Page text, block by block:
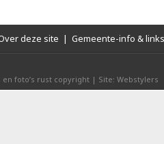
deze site | Gemeente-info & links
en foto’s rust copyright | Site: Webstylers